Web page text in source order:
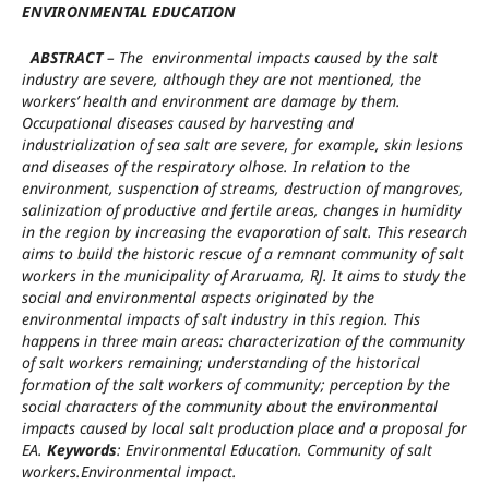
ENVIRONMENTAL EDUCATION
ABSTRACT– The environmental impacts caused by the salt
industry are severe, although they are not mentioned, the
workers’ health and environment are damage by them.
Occupational diseases caused by harvesting and
industrialization of sea salt are severe, for example, skin lesions
and diseases of the respiratory olhose. In relation to the
environment, suspenction of streams, destruction of mangroves,
salinization of productive and fertile areas, changes in humidity
in the region by increasing the evaporation of salt. This research
aims to build the historic rescue of a remnant community of salt
workers in the municipality of Araruama, RJ. It aims to study the
social and environmental aspects originated by the
environmental impacts of salt industry in this region. This
happens in three main areas: characterization of the community
of salt workers remaining; understanding of the historical
formation of the salt workers of community; perception by the
social characters of the community about the environmental
impacts caused by local salt production place and a proposal for
EA. Keywords: Environmental Education. Community of salt
workers.Environmental impact.